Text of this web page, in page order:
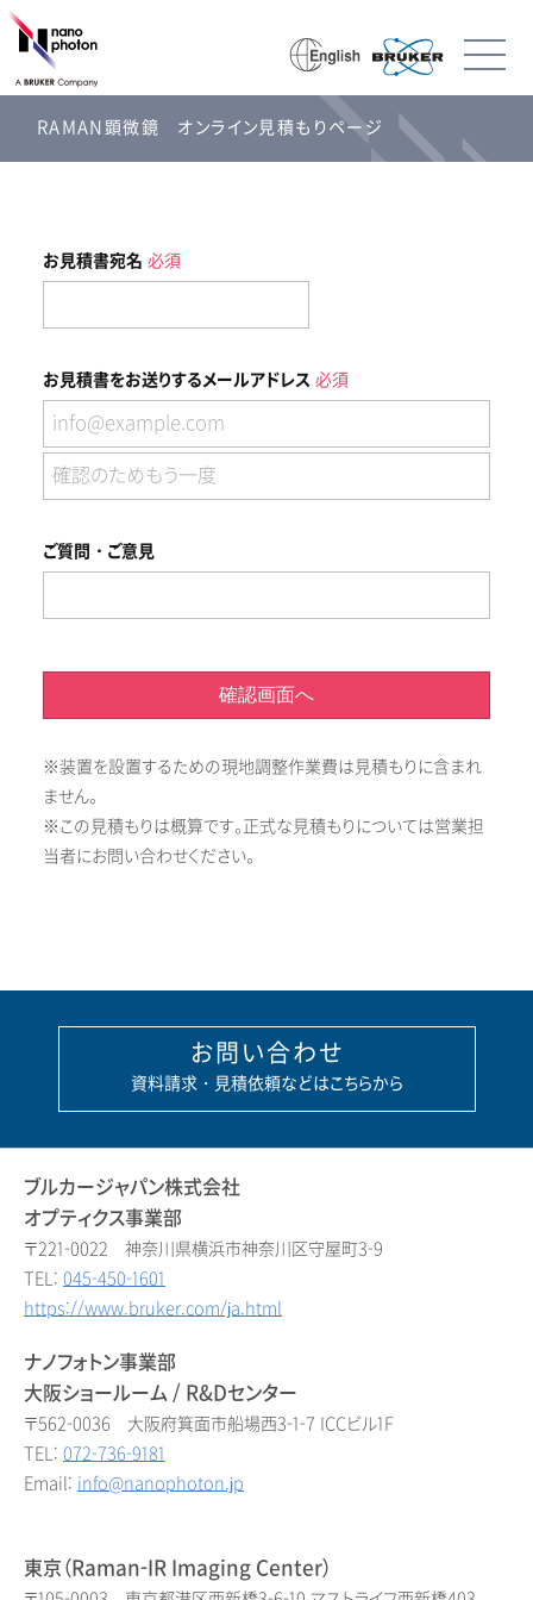
RAMAN顕微鏡 オンライン見積もりページ
お見積書宛名 必須
お見積書をお送りするメールアドレス 必須
ご質問・ご意見
確認画面へ
※装置を設置するための現地調整作業費は見積もりに含まれ
ません。
※この見積もりは概算です。正式な見積もりについては営業担
当者にお問い合わせください。
お問い合わせ
資料請求・見積依頼などはこちらから
ブルカージャパン株式会社
オプティクス事業部
〒221-0022 神奈川県横浜市神奈川区守屋町3-9
TEL: 045-450-1601
https://www.bruker.com/ja.html
ナノフォトン事業部
大阪ショールーム / R&Dセンター
〒562-0036 大阪府箕面市船場西3-1-7 ICCビル1F
TEL: 072-736-9181
Email: info@nanophoton.jp
東京（Raman-IR Imaging Center）